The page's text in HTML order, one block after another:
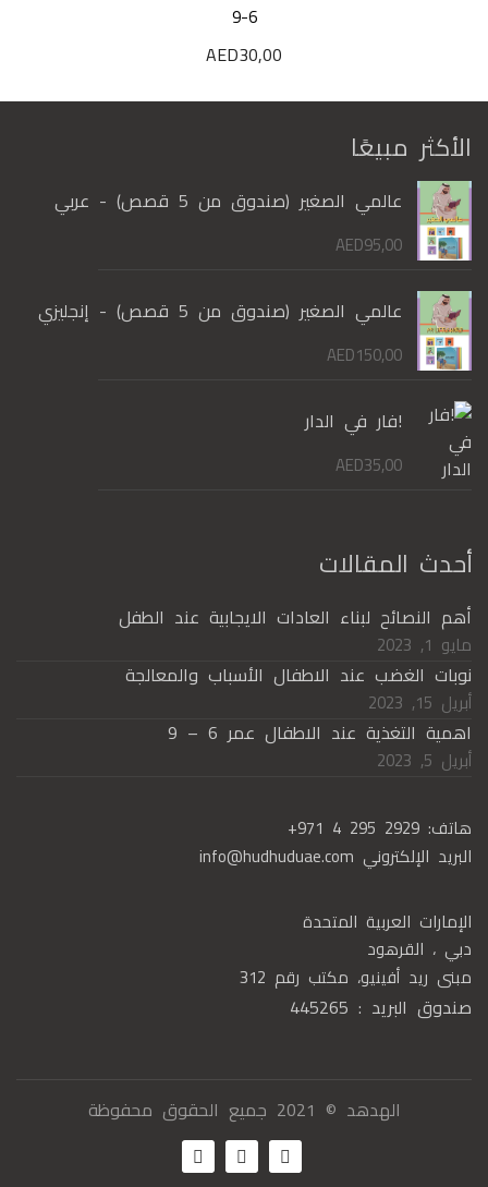
9-6
AED30,00
الأكثر مبيعًا
عالمي الصغير (صندوق من 5 قصص) - عربي
AED95,00
عالمي الصغير (صندوق من 5 قصص) - إنجليزي
AED150,00
!فار في الدار
AED35,00
أحدث المقالات
أهم النصائح لبناء العادات الايجابية عند الطفل
مايو 1, 2023
نوبات الغضب عند الاطفال الأسباب والمعالجة
أبريل 15, 2023
اهمية التغذية عند الاطفال عمر 6 – 9
أبريل 5, 2023
هاتف: +971 4 295 2929
البريد الإلكتروني info@hudhuduae.com
الإمارات العربية المتحدة
دبي ، القرهود
مبنى ريد أفينيو، مكتب رقم 312
صندوق البريد : 445265
الهدهد © 2021 جميع الحقوق محفوظة